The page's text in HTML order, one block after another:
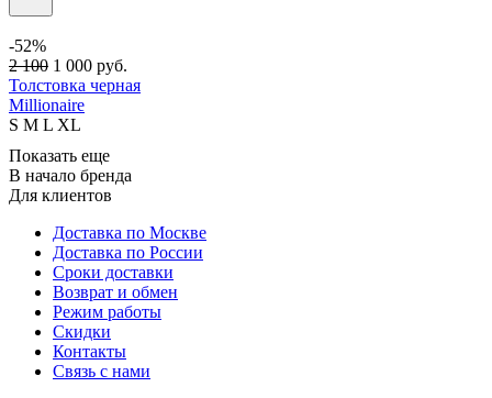
-52%
2 100 1 000 руб.
Толстовка черная
Millionaire
S M L XL
Показать еще
В начало бренда
Для клиентов
Доставка по Москве
Доставка по России
Сроки доставки
Возврат и обмен
Режим работы
Скидки
Контакты
Связь с нами